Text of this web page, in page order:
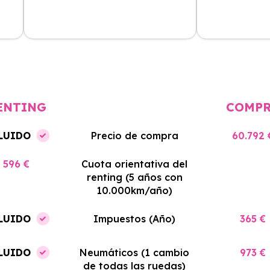
Precio de compra 60.792
596 €
Cuota orientativa del
renting (5 años con
10.000km/año)
Impuestos (Año) 365 €
Neumáticos (1 cambio
de todas las ruedas)
973 €